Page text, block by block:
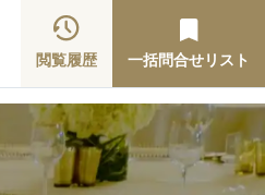
閲覧履歴 一括問合せリスト